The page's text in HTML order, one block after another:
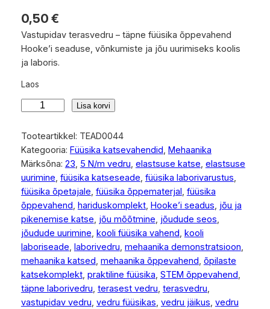
0,50 €
Vastupidav terasvedru – täpne füüsika õppevahend
Hooke’i seaduse, võnkumiste ja jõu uurimiseks koolis
ja laboris.
Laos
r
a
s
v
e
d
r
u
k
o
g
u
s
Lisa korvi
Tooteartikkel: TEAD0044
Kategooria: Füüsika katsevahendid, Mehaanika
Märksõna: 23, 5 N/m vedru, elastsuse katse, elastsuse
uurimine, füüsika katseseade, füüsika laborivarustus
füüsika õpetajale, füüsika õppematerjal, füüsika
õppevahend, hariduskomplekt, Hooke’i seadus, jõu ja
pikenemise katse, jõu mõõtmine, jõudude seos
jõudude uurimine, kooli füüsika vahend, kooli
laboriseade, laborivedru, mehaanika demonstratsioon
mehaanika katsed, mehaanika õppevahend, õpilaste
katsekomplekt, praktiline füüsika, STEM õppevahend
täpne laborivedru, terasest vedru, terasvedru
vastupidav vedru, vedru füüsikas, vedru jäikus, vedru